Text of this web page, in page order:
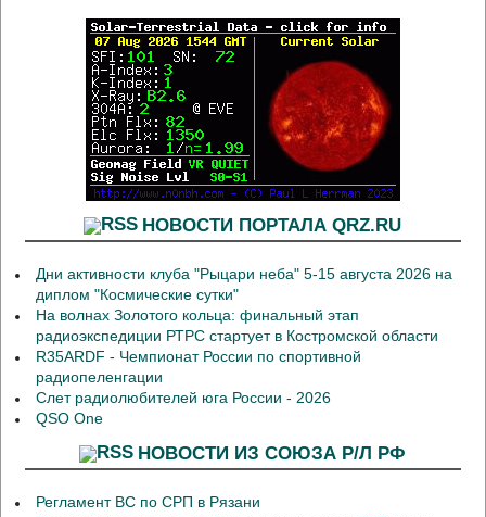
НОВОСТИ ПОРТАЛА QRZ.RU
Дни активности клуба "Рыцари неба" 5-15 августа 2026 на
диплом "Космические сутки"
На волнах Золотого кольца: финальный этап
радиоэкспедиции РТРС стартует в Костромской области
R35ARDF - Чемпионат России по спортивной
радиопеленгации
Слет радиолюбителей юга России - 2026
QSO One
НОВОСТИ ИЗ СОЮЗА Р/Л РФ
Регламент ВС по СРП в Рязани